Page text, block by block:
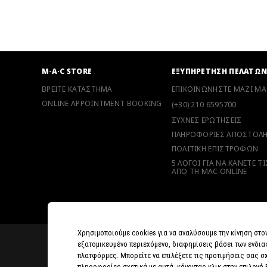
M·A·C STORE
ΒΡΕΙΤΕ ΚΑΤΑΣΤΗΜΑ
ONLINE APPOINTMENT BOOKING
ΕΞΥΠΗΡΕΤΗΣΗ ΠΕΛΑΤΩΝ
ΕΠΙΚΟΙΝΩΝΗΣΤΕ ΜΑΖΙ
(+30) 210 6595700
ΣΥΧΝΕΣ ΕΡΩΤΗΣΕΙΣ
ΠΛΗΡΟΦΟΡΙΕΣ
ΠΟΛΙΤΙΚΗ ΕΠΙΣΤΡΟΦΩΝ
5 ΛΟΓΟΙ ΓΙΑ ΝΑ ΚΑΝΕΤΕ
ΑΠΟ ΤΗ MAC ONLINE
Χρησιμοποιούμε cookies για να αναλύσουμε την κίνηση
εξατομικευμένο περιεχόμενο, διαφημίσεις βάσει των
πλατφόρμες. Μπορείτε να επιλέξετε τις προτιμήσεις σας